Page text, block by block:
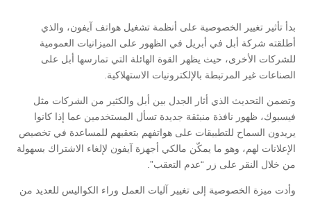
بدأ تأثير تغيير الخصوصية على أنظمة تشغيل هواتف آيفون، والذي
أطلقته شركة أبل في أبريل في الظهور على الميزانيات العمومية
للشركات الأخرى، حيث يظهر القوة الهائلة التي تمارسها أبل على
الصناعات غير المرتبطة بالإلكترونيات الاستهلاكية.
وتضمن التحديث الذي أثار الجدل بين أبل والكثير من الشركات مثل
فيسبوك، ظهور نافذة منبثقة جديدة تسأل المستخدمين عما إذا كانوا
يريدون السماح للتطبيقات على هواتفهم بتعقبهم للمساعدة في تخصيص
الإعلانات لهم، وهو ما يمكّن مالكي أجهزة آيفون لإلغاء الاشتراك بسهولة
من خلال النقر على زر “عدم التعقب”.
وأدت ميزة الخصوصية إلى تغيير آليات العمل وراء الكواليس للعديد من